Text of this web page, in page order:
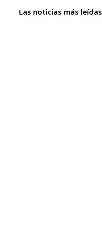
Las noticias más leídas